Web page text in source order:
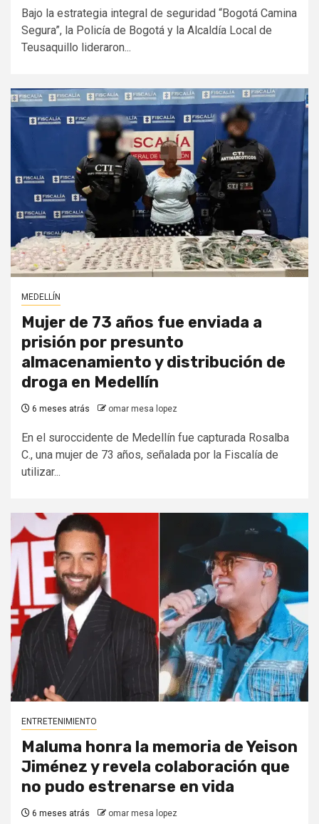
Bajo la estrategia integral de seguridad “Bogotá Camina
Segura”, la Policía de Bogotá y la Alcaldía Local de
Teusaquillo lideraron...
MEDELLÍN
Mujer de 73 años fue enviada a
prisión por presunto
almacenamiento y distribución de
droga en Medellín
6 meses atrás omar mesa lopez
En el suroccidente de Medellín fue capturada Rosalba
C., una mujer de 73 años, señalada por la Fiscalía de
utilizar...
ENTRETENIMIENTO
Maluma honra la memoria de Yeison
Jiménez y revela colaboración que
no pudo estrenarse en vida
6 meses atrás omar mesa lopez